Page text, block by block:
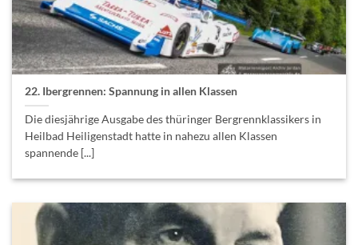
22. Ibergrennen: Spannung in allen Klassen
Die diesjährige Ausgabe des thüringer Bergrennklassikers in
Heilbad Heiligenstadt hatte in nahezu allen Klassen
spannende [...]